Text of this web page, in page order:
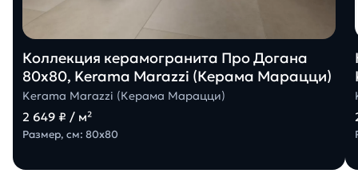
Коллекция керамогранита Про Догана
80х80, Kerama Marazzi (Керама Марацци)
Kerama Marazzi (Керама Марацци)
2 649 ₽ / м²
Размер, см: 80х80